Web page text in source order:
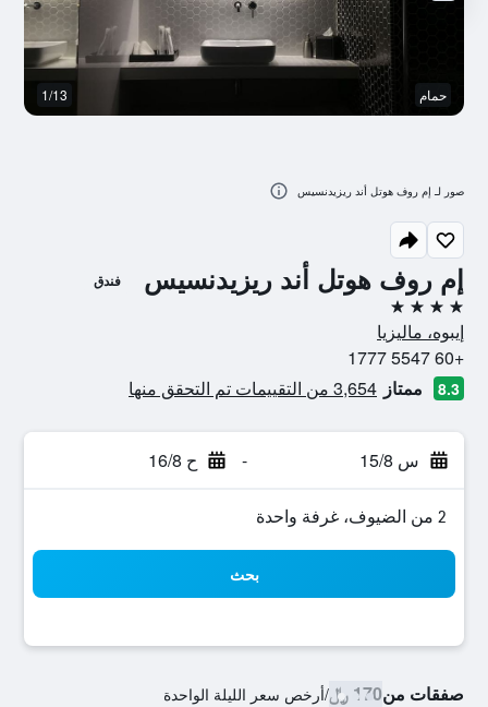
إم روف هوتل أند ريزيدنسيس فندق
4 نجوم
إيبوه، ماليزيا
+60 5547 1777
8.3 ممتاز 3,654 من التقييمات تم التحقق منها
س 15/8 - ح 16/8
2 من الضيوف، غرفة واحدة
بحث
صفقات من170 ﷼ /أرخص سعر الليلة الواحدة
حمام 1/13
صور لـ إم روف هوتل أند ريزيدنسيس